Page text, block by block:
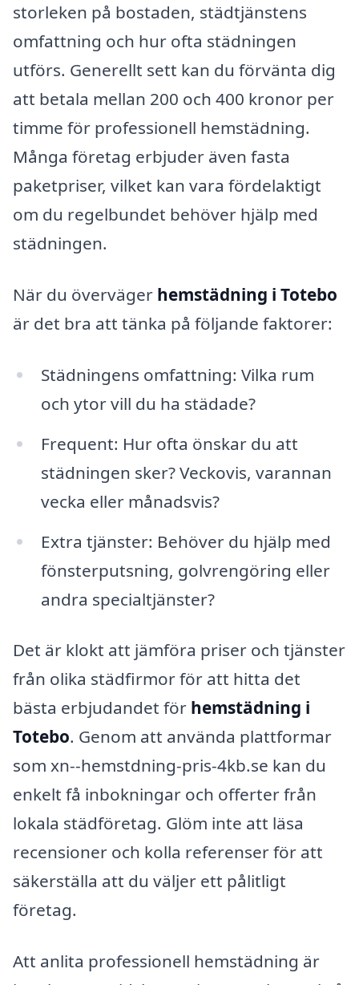
storleken på bostaden, städtjänstens
omfattning och hur ofta städningen
utförs. Generellt sett kan du förvänta dig
att betala mellan 200 och 400 kronor per
timme för professionell hemstädning.
Många företag erbjuder även fasta
paketpriser, vilket kan vara fördelaktigt
om du regelbundet behöver hjälp med
städningen.
När du överväger hemstädning i Totebo
är det bra att tänka på följande faktorer:
Städningens omfattning: Vilka rum
och ytor vill du ha städade?
Frequent: Hur ofta önskar du att
städningen sker? Veckovis, varannan
vecka eller månadsvis?
Extra tjänster: Behöver du hjälp med
fönsterputsning, golvrengöring eller
andra specialtjänster?
Det är klokt att jämföra priser och tjänster
från olika städfirmor för att hitta det
bästa erbjudandet för hemstädning i
Totebo. Genom att använda plattformar
som xn--hemstdning-pris-4kb.se kan du
enkelt få inbokningar och offerter från
lokala städföretag. Glöm inte att läsa
recensioner och kolla referenser för att
säkerställa att du väljer ett pålitligt
företag.
Att anlita professionell hemstädning är